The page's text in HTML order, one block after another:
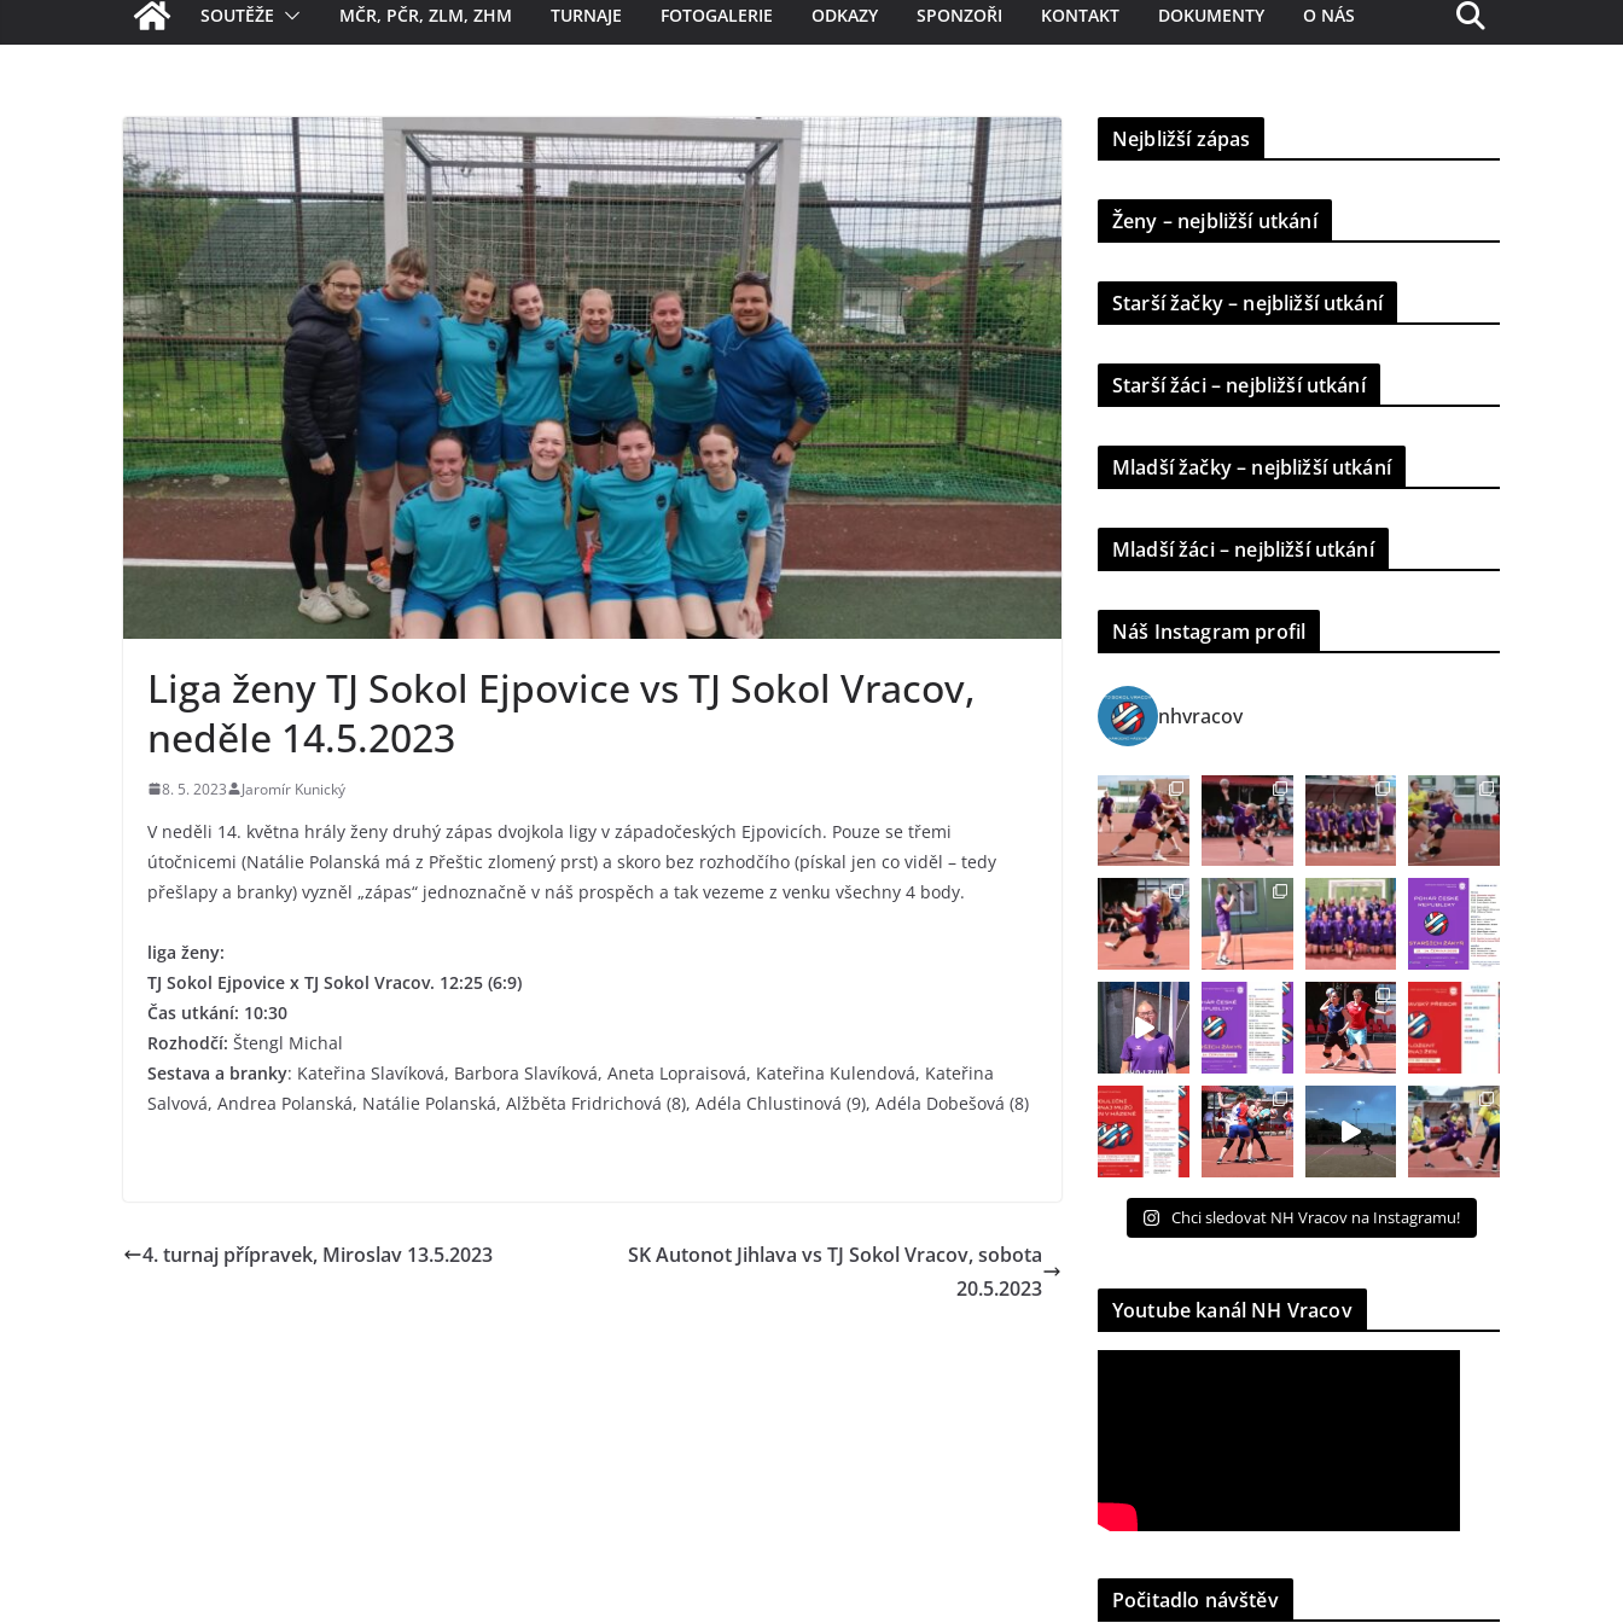
SOUTĚŽE MČR, PČR, ZLM, ZHM TURNAJE FOTOGALERIE ODKAZY SPONZOŘI KONTAKT DOKUMENTY O NÁS
Liga ženy TJ Sokol Ejpovice vs TJ Sokol Vracov,
neděle 14.5.2023
8. 5. 2023 Jaromír Kunický
V neděli 14. května hrály ženy druhý zápas dvojkola ligy v západočeských Ejpovicích. Pouze se třemi
útočnicemi (Natálie Polanská má z Přeštic zlomený prst) a skoro bez rozhodčího (pískal jen co viděl – tedy
přešlapy a branky) vyzněl „zápas“ jednoznačně v náš prospěch a tak vezeme z venku všechny 4 body.
liga ženy:
TJ Sokol Ejpovice x TJ Sokol Vracov. 12:25 (6:9)
Čas utkání: 10:30
Rozhodčí: Štengl Michal
Sestava a branky: Kateřina Slavíková, Barbora Slavíková, Aneta Lopraisová, Kateřina Kulendová, Kateřina
Salvová, Andrea Polanská, Natálie Polanská, Alžběta Fridrichová (8), Adéla Chlustinová (9), Adéla Dobešová (8)
4. turnaj přípravek, Miroslav 13.5.2023
SK Autonot Jihlava vs TJ Sokol Vracov, sobota
20.5.2023
Nejbližší zápas
Ženy – nejbližší utkání
Starší žačky – nejbližší utkání
Starší žáci – nejbližší utkání
Mladší žačky – nejbližší utkání
Mladší žáci – nejbližší utkání
Náš Instagram profil
nhvracov
Chci sledovat NH Vracov na Instagramu!
Youtube kanál NH Vracov
Počitadlo návštěv